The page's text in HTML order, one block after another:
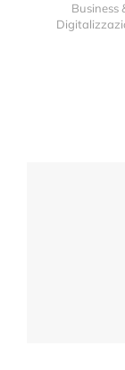
Business